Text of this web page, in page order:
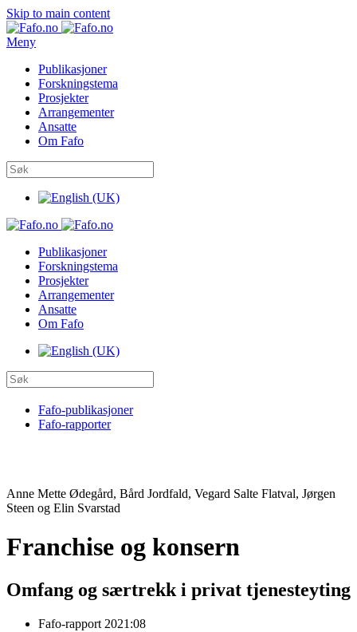
Skip to main content
Meny
Publikasjoner
Forskningstema
Prosjekter
Arrangementer
Ansatte
Om Fafo
Publikasjoner
Forskningstema
Prosjekter
Arrangementer
Ansatte
Om Fafo
Fafo-publikasjoner
Fafo-rapporter
Anne Mette Ødegård, Bård Jordfald, Vegard Salte Flatval, Jørgen
Steen og Elin Svarstad
Franchise og konsern
Omfang og særtrekk i privat tjenesteyting
Fafo-rapport 2021:08